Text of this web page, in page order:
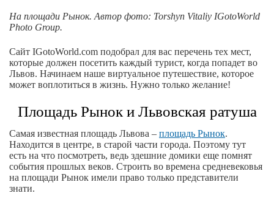
На площади Рынок. Автор фото: Torshyn Vitaliy IGotoWorld
Photo Group.
Сайт IGotoWorld.com подобрал для вас перечень тех мест,
которые должен посетить каждый турист, когда попадет во
Львов. Начинаем наше виртуальное путешествие, которое
может воплотиться в жизнь. Нужно только желание!
Площадь Рынок и Львовская ратуша
Самая известная площадь Львова – площадь Рынок.
Находится в центре, в старой части города. Поэтому тут
есть на что посмотреть, ведь здешние домики еще помнят
события прошлых веков. Строить во времена средневековья
на площади Рынок имели право только представители
знати.